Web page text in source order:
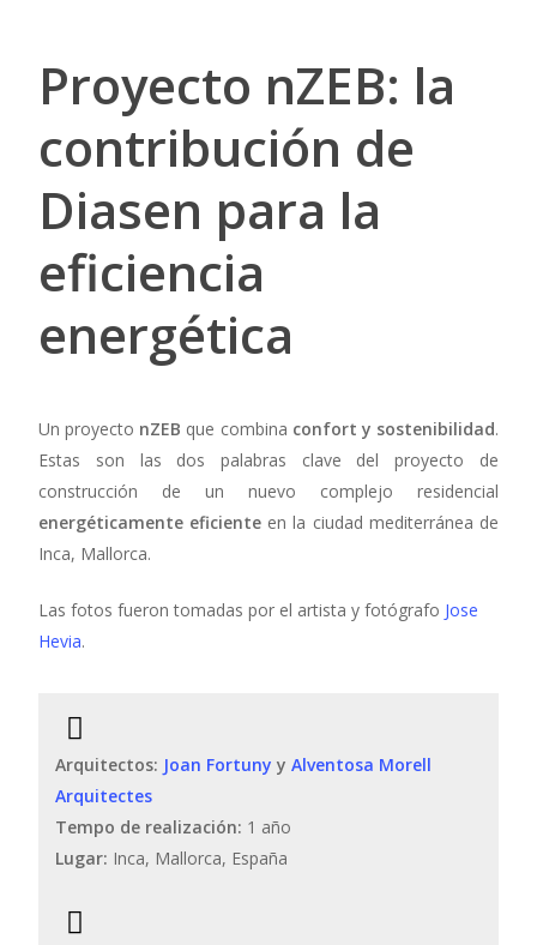
Proyecto nZEB: la
contribución de
Diasen para la
eficiencia
energética
Un proyecto nZEB que combina confort y sostenibilidad.
Estas son las dos palabras clave del proyecto de
construcción de un nuevo complejo residencial
energéticamente eficiente en la ciudad mediterránea de
Inca, Mallorca.
Las fotos fueron tomadas por el artista y fotógrafo Jose
Hevia.
Arquitectos: Joan Fortuny y Alventosa Morell
Arquitectes
Tempo de realización: 1 año
Lugar: Inca, Mallorca, España